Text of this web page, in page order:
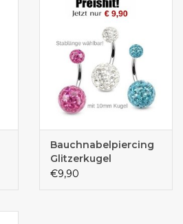
Bauchnabelpiercing
Glitzerkugel
€9,90